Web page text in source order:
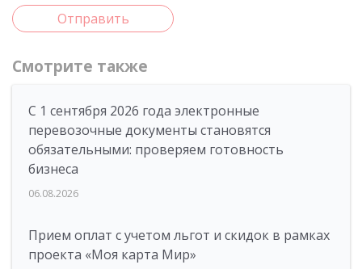
Отправить
Смотрите также
С 1 сентября 2026 года электронные
перевозочные документы становятся
обязательными: проверяем готовность
бизнеса
06.08.2026
Прием оплат с учетом льгот и скидок в рамках
проекта «Моя карта Мир»